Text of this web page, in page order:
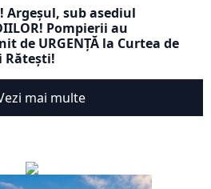
Argeșul, sub asediul
Pompierii au
de URGENȚĂ la Curtea de
Rătești!
mai multe